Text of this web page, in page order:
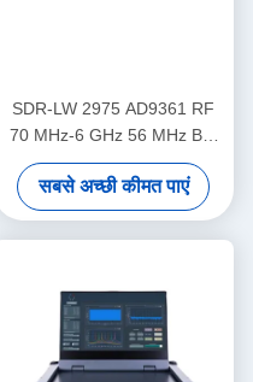
SDR-LW 2975 AD9361 RF
70 MHz-6 GHz 56 MHz BW
प्रत्येक 2 चैनल 4 × PCIE BUS 2
× USB 3.0 i7 प्रोसेसर USRP
एकीकृत सॉफ्टवेयर परिभाषित रेडियो
डिवाइस
सबसे अच्छी कीमत पाएं